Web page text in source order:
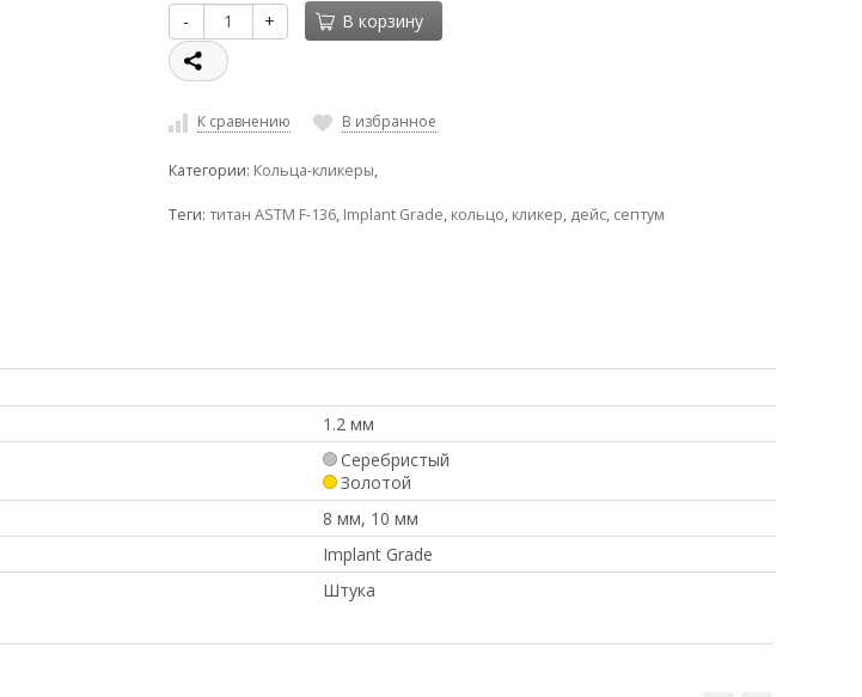
- + В корзину
К сравнению В избранное
Категории: Кольца-кликеры,
Теги: титан ASTM F-136, Implant Grade, кольцо, кликер, дейс, септум
1.2 мм
Серебристый
Золотой
8 мм, 10 мм
Implant Grade
Штука